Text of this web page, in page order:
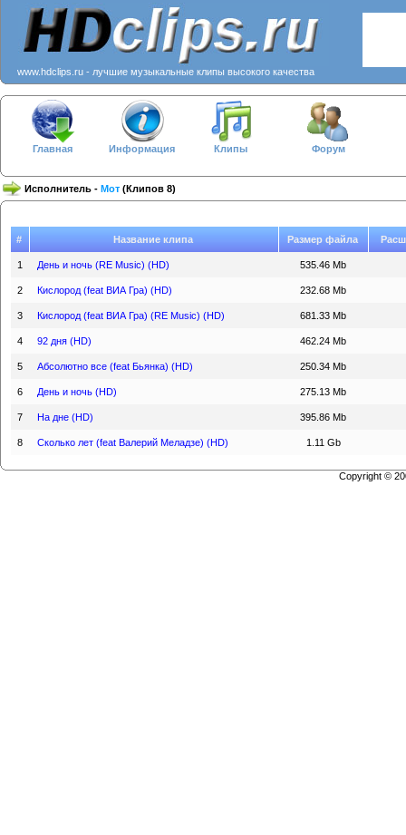
www.hdclips.ru - лучшие музыкальные клипы высокого качества
Главная Информация Клипы Форум
Исполнитель - Мот (Клипов 8)
# Название клипа Размер файла
1 День и ночь (RE Music) (HD) 535.46 Mb
2 Кислород (feat ВИА Гра) (HD) 232.68 Mb
3 Кислород (feat ВИА Гра) (RE Music) (HD) 681.33 Mb
4 92 дня (HD) 462.24 Mb
5 Абсолютно все (feat Бьянка) (HD) 250.34 Mb
6 День и ночь (HD) 275.13 Mb
7 На дне (HD) 395.86 Mb
8 Сколько лет (feat Валерий Меладзе) (HD) 1.11 Gb
Copyright ©